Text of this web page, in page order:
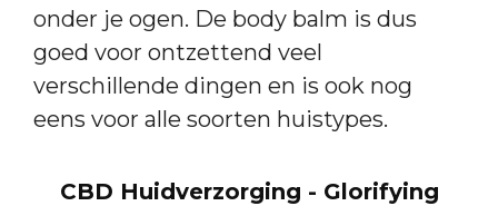
onder je ogen. De body balm is dus
goed voor ontzettend veel
verschillende dingen en is ook nog
eens voor alle soorten huistypes.
CBD Huidverzorging - Glorifying